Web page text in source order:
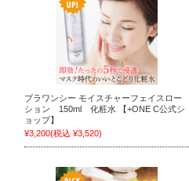
プラワンシー モイスチャーフェイスロー
ション 150ml 化粧水 【+ONE C公式シ
ョップ】
¥3,200(税込 ¥3,520)